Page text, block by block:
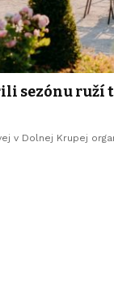
sezónu ruží
v Dolnej Krupej